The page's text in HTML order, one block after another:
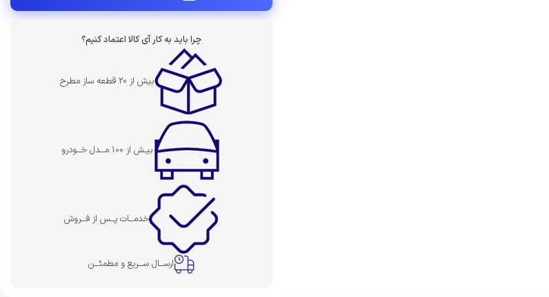
چرا باید به کار آی کالا اعتماد کنیم؟
بیش از 20 قطعه ساز مطرح
بیـش از 100 مــدل خــودرو
خدمــات پــس از فــروش
ارســال ســریع و مطمئــن